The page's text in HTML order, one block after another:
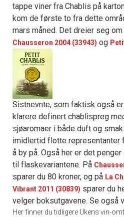
tappe viner fra Chablis på
kom de første to fra dette
mars måned. Det dreier seg om
Chausseron 2004 (33943) og
Sistnevnte, som faktisk også
klarere definert chablispreg
sjøaromaer i både duft og
imidlertid flotte representanter
å by på. Også her er det
til flaskevariantene. På
sparer du 80 kroner, og på La
Vibrant 2011 (30839) sparer du
velger boksutgavene. Se også
Her finner du tidligere Ukens vin-